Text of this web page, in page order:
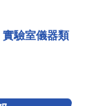
實驗室儀器類